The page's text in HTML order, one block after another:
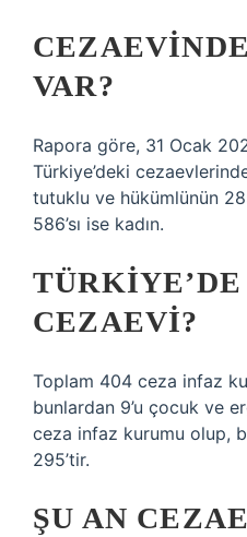
VAR?
Rapora göre, 31 Ocak
Türkiye’deki
tutuklu ve hükümlünün
586’sı ise kadın.
CEZAEVI?
Toplam 404 ceza infaz
bunlardan 9’u çocuk ve
ceza infaz kurumu olup,
295’tir.
ŞU AN